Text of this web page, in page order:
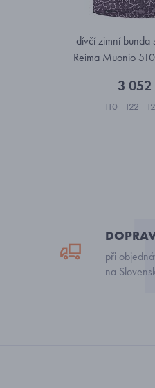
dívčí zimní bunda
Reima Muonio
3 052
110 122
při
na